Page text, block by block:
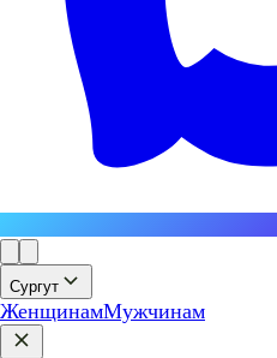
Сургут
ЖенщинамМужчинам